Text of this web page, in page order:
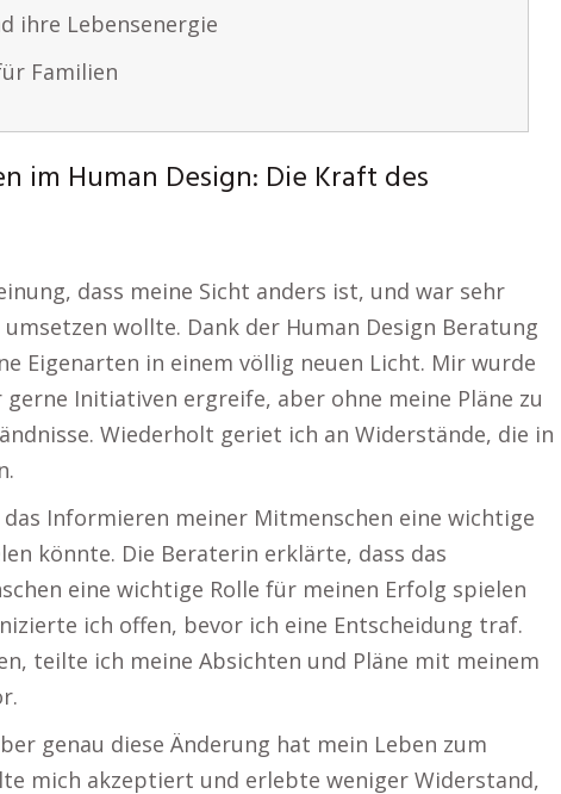
ihre Lebensenergie
Familien
im Human Design: Die Kraft des
dass meine Sicht anders ist, und war sehr
wollte. Dank der Human Design Beratung
Eigenarten in einem völlig neuen Licht. Mir wurde
Initiativen ergreife, aber ohne meine Pläne zu
Wiederholt geriet ich an Widerstände, die in
Informieren meiner Mitmenschen eine wichtige
könnte. Die Beraterin erklärte, dass das
eine wichtige Rolle für meinen Erfolg spielen
ich offen, bevor ich eine Entscheidung traf.
teilte ich meine Absichten und Pläne mit meinem
genau diese Änderung hat mein Leben zum
mich akzeptiert und erlebte weniger Widerstand,